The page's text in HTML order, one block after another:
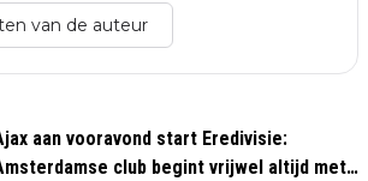
van de auteur
aan vooravond start Eredivisie:
club begint vrijwel altijd met